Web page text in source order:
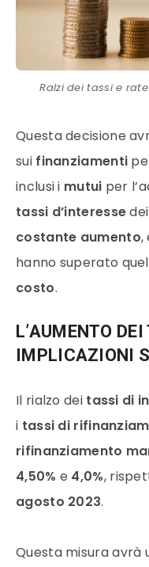
Ralzi dei tassi e
Questa decisione
sui finanziamenti
inclusi i mutui per
tassi d’interessedei
costante aumento,
hanno superato
costo.
L’AUMENTO
IMPLICAZIONI
Il rialzo dei tassi di
i tassi di
rifinanziamento
4,50% e 4,0%,
agosto 2023.
Questa misura avrà